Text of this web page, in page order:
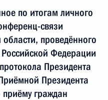
по итогам личного
связи
проведённого
Федерации
Президента
Президента
граждан